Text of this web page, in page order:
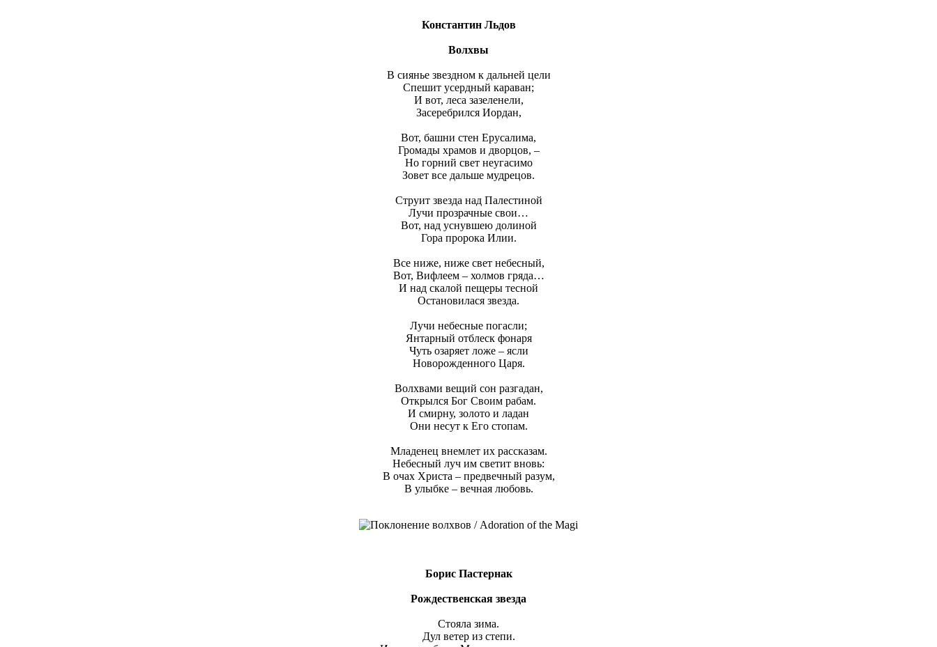
Константин Льдов
Волхвы
В сиянье звездном к дальней цели
Спешит усердный караван;
И вот, леса зазеленели,
Засеребрился Иордан,
Вот, башни стен Ерусалима,
Громады храмов и дворцов, –
Но горний свет неугасимо
Зовет все дальше мудрецов.
Струит звезда над Палестиной
Лучи прозрачные свои…
Вот, над уснувшею долиной
Гора пророка Илии.
Все ниже, ниже свет небесный,
Вот, Вифлеем – холмов гряда…
И над скалой пещеры тесной
Остановилася звезда.
Лучи небесные погасли;
Янтарный отблеск фонаря
Чуть озаряет ложе – ясли
Новорожденного Царя.
Волхвами вещий сон разгадан,
Открылся Бог Своим рабам.
И смирну, золото и ладан
Они несут к Его стопам.
Младенец внемлет их рассказам.
Небесный луч им светит вновь:
В очах Христа – предвечный разум,
В улыбке – вечная любовь.
Борис Пастернак
Рождественская звезда
Стояла зима.
Дул ветер из степи.